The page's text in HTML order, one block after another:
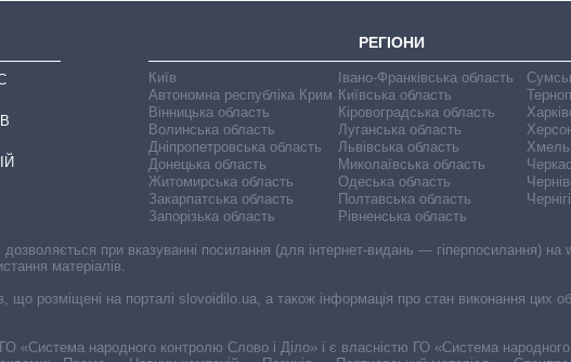
РЕГІОНИ
Київ
Автономна республіка Крим
Вінницька область
Волинська область
Дніпропетровська область
Донецька область
Житомирська область
Закарпатська область
Запорізька область
Івано-Франківська область
Київська область
Кіровоградська область
Луганська область
Львівська область
Миколаївська область
Одеська область
Полтавська область
Рівненська область
при вказуванні посилання (для інтернет-видань — гіперпосилання)
матеріалів.
що розміщені на порталі slovoidilo.ua, а також інформація про стан виконання цих
«Система народного контролю Слово і Діло» і є власністю ГО «Система